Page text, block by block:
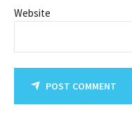
Website
POST COMMENT